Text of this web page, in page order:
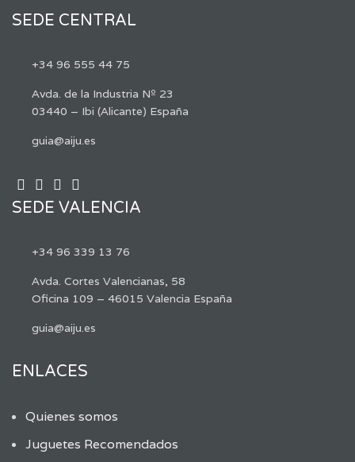
SEDE CENTRAL
+34 96 555 44 75
Avda. de la Industria Nº 23
03440 – Ibi (Alicante) España
guia@aiju.es
SEDE VALENCIA
+34 96 339 13 76
Avda. Cortes Valencianas, 58
Oficina 109 – 46015 Valencia España
guia@aiju.es
ENLACES
Quienes somos
Juguetes Recomendados